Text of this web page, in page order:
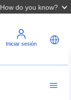
How do you know?
Iniciar sesión